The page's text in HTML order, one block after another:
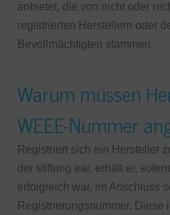
anbietet, die von nicht oder
registrierten Herstellern oder
Bevollmächtigten stammen.
Warum müssen
WEEE-Nummer
Registriert sich ein Hersteller
der stiftung ear, erhält er,
erfolgreich war, im Anschluss
Registrierungsnummer. Diese